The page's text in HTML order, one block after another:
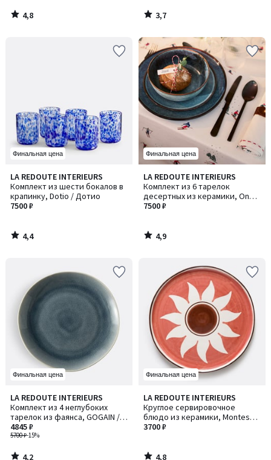
4,8
/
3,7
/
Финальная цена
LA REDOUTE INTERIEURS
Комплект из шести бокалов в
крапинку, Dotio / Дотио
7500 ₽
4,4
/ 5
4,4
/
Финальная цена
LA REDOUTE INTERIEURS
Комплект из 6 тарелок
десертных из керамики, Onda
/ Онда
7500 ₽
4,9
/ 5
4,9
/
Финальная цена
LA REDOUTE INTERIEURS
Комплект из 4 неглубоких
тарелок из фаянса, GOGAIN /
ГОГЕЙН
5700 ₽-15%
4845 ₽
4,2
/ 5
4,2
Финальная цена
LA REDOUTE INTERIEURS
Круглое сервировочное
блюдо из керамики, Montesol
/ Монтесол
3700 ₽
4,8
/ 5
4,8